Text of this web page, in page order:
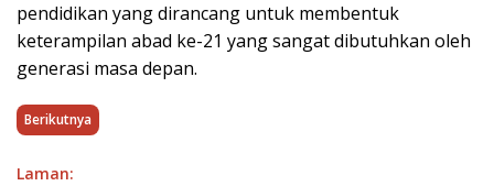
pendidikan yang dirancang untuk membentuk
keterampilan abad ke-21 yang sangat dibutuhkan oleh
generasi masa depan.
Berikutnya
Laman: